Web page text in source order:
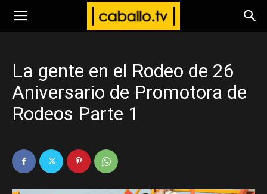
www.caballo.tv
La gente en el Rodeo de 26
Aniversario de Promotora de
Rodeos Parte 1